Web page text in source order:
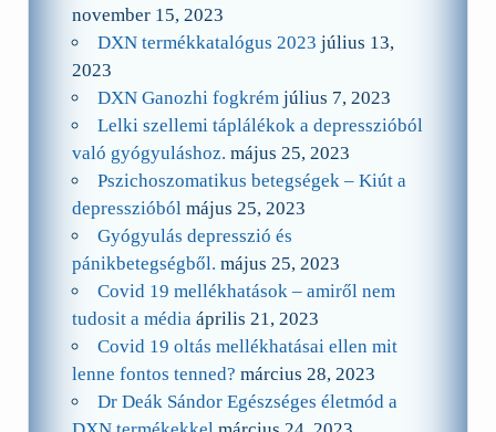
november 15, 2023
DXN termékkatalógus 2023 július 13,
2023
DXN Ganozhi fogkrém július 7, 2023
Lelki szellemi táplálékok a depresszióból
való gyógyuláshoz. május 25, 2023
Pszichoszomatikus betegségek – Kiút a
depresszióból május 25, 2023
Gyógyulás depresszió és
pánikbetegségből. május 25, 2023
Covid 19 mellékhatások – amiről nem
tudosit a média április 21, 2023
Covid 19 oltás mellékhatásai ellen mit
lenne fontos tenned? március 28, 2023
Dr Deák Sándor Egészséges életmód a